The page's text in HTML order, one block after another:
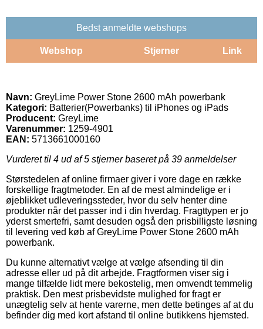
Bedst anmeldte webshops
Webshop Stjerner Link
Navn: GreyLime Power Stone 2600 mAh powerbank
Kategori: Batterier(Powerbanks) til iPhones og iPads
Producent: GreyLime
Varenummer: 1259-4901
EAN: 5713661000160
Vurderet til 4 ud af 5 stjerner baseret på 39 anmeldelser
Størstedelen af online firmaer giver i vore dage en række
forskellige fragtmetoder. En af de mest almindelige er i
øjeblikket udleveringssteder, hvor du selv henter dine
produkter når det passer ind i din hverdag. Fragttypen er jo
yderst smertefri, samt desuden også den prisbilligste løsning
til levering ved køb af GreyLime Power Stone 2600 mAh
powerbank.
Du kunne alternativt vælge at vælge afsending til din
adresse eller ud på dit arbejde. Fragtformen viser sig i
mange tilfælde lidt mere bekostelig, men omvendt temmelig
praktisk. Den mest prisbevidste mulighed for fragt er
unægtelig selv at hente varerne, men dette betinges af at du
befinder dig med kort afstand til online butikkens hjemsted.